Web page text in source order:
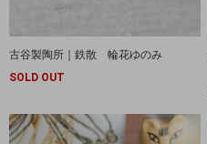
古谷製陶所｜鉄散 輪花ゆのみ
SOLD OUT